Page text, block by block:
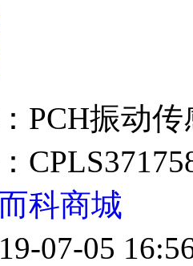
PCH振动传
科商城
07-05